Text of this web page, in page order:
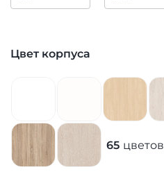
Цвет корпуса
65 цветов